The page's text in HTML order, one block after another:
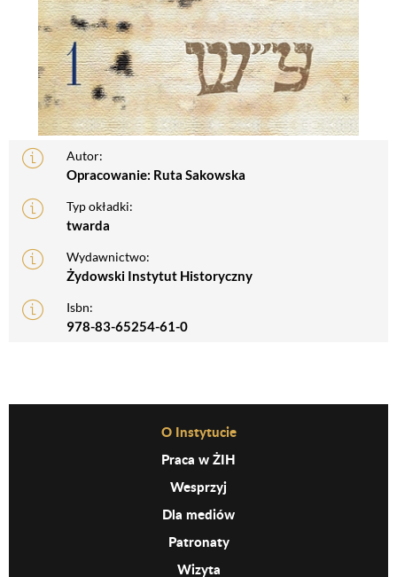
Autor:
Opracowanie: Ruta Sakowska
Typ okładki:
twarda
Wydawnictwo:
Żydowski Instytut Historyczny
Isbn:
978-83-65254-61-0
Before Footer MenuO Instytucie
Praca w ŻIH
Wesprzyj
Dla mediów
Patronaty
Wizyta